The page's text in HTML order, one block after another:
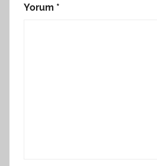
Yorum *